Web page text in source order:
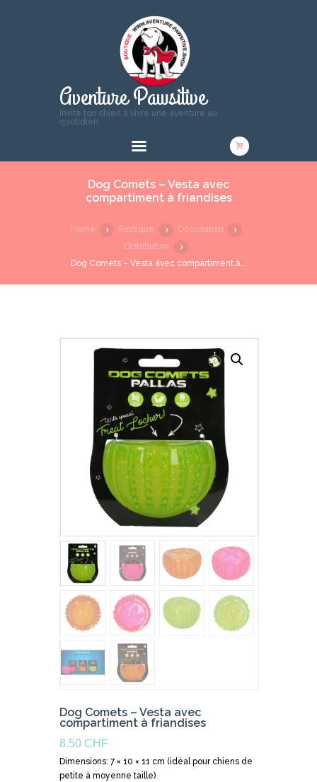
Aventure Pawsitive
Invite ton chien à vivre une aventure au
quotidien
Dog Comets – Vesta avec
compartiment à friandises
Home Boutique
Occupation
Distribution
Dog Comets – Vesta avec compartiment à...
Dog Comets – Vesta avec
compartiment à friandises
8.50 CHF
Dimensions: 7 × 10 × 11 cm (idéal pour chiens de
petite à moyenne taille)